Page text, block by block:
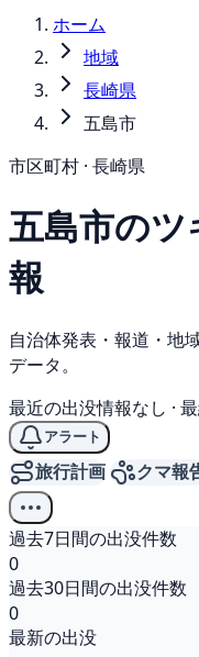
ホーム
地域
長崎県
五島市
市区町村 · 長崎県
五島市のツ
報
自治体発表・報道・地
データ。
最近の出没情報なし ·
アラート
旅行計画 クマ報
過去7日間の出没件数
0
過去30日間の出没件数
0
最新の出没